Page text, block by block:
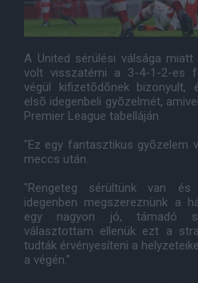
A United sérülési válsága miatt
volt visszatérni a 3-4-1-2-es
végül kifizetõdõnek bizonyult,
elsõ idegenbeli gyõzelmét,
Premier League tabelláján.
"Ez egy fantasztikus gyõzelem
meccs után.
"Rengeteg sérültünk van
idegenben megszereznünk a
egy nagyon jó, támadó
választottam ellenük ezt a
tudták érvényesíteni a
a végén."